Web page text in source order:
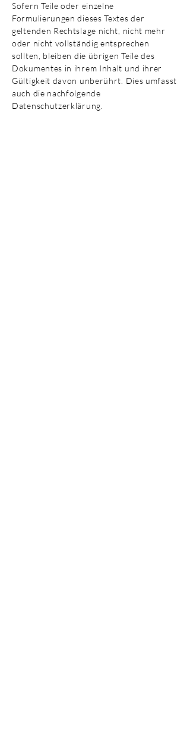
Sofern Teile oder einzelne
Formulierungen dieses Textes der
geltenden Rechtslage nicht, nicht mehr
oder nicht vollständig entsprechen
sollten, bleiben die übrigen Teile des
Dokumentes in ihrem Inhalt und ihrer
Gültigkeit davon unberührt. Dies umfasst
auch die nachfolgende
Datenschutzerklärung.